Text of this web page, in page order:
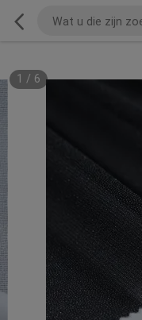
1 / 6